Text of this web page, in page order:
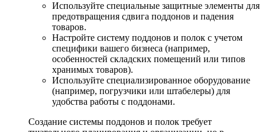
Используйте специальные защитные элементы для
предотвращения сдвига поддонов и падения
товаров.
Настройте систему поддонов и полок с учетом
специфики вашего бизнеса (например,
особенностей складских помещений или типов
хранимых товаров).
Используйте специализированное оборудование
(например, погрузчики или штабелеры) для
удобства работы с поддонами.
Создание системы поддонов и полок требует